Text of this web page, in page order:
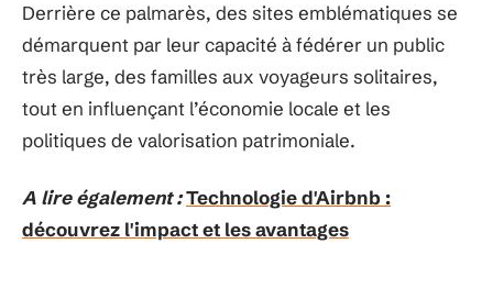
Derrière ce palmarès, des sites emblématiques se
démarquent par leur capacité à fédérer un public
très large, des familles aux voyageurs solitaires,
tout en influençant l’économie locale et les
politiques de valorisation patrimoniale.
A lire également :Technologie d'Airbnb :
découvrez l'impact et les avantages